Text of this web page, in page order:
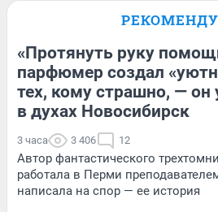
«Протянуть руку
парфюмер создал
тех, кому страшно, — он
в духах Новосибирск
3 часа 3 406 12
Автор фантастического
работала в Перми
написала на спор — ее история